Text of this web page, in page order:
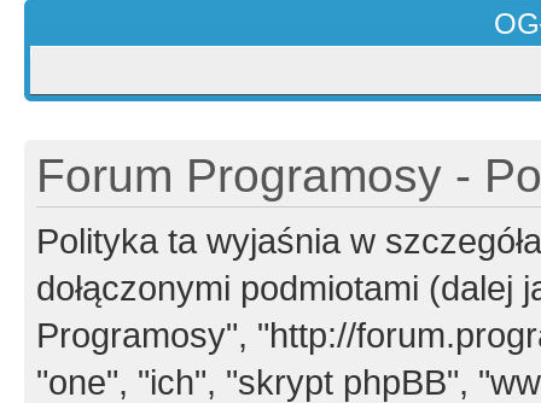
Forum Programosy -
Polityka ta wyjaśnia w
dołączonymi podmiotami (dalej
Programosy", "http://
"one", "ich", "skrypt phpBB",